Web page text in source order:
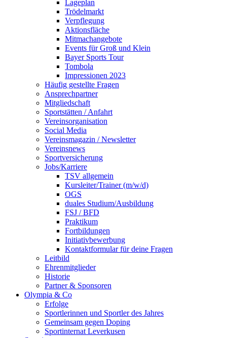
Lageplan
Trödelmarkt
Verpflegung
Aktionsfläche
Mitmachangebote
Events für Groß und Klein
Bayer Sports Tour
Tombola
Impressionen 2023
Häufig gestellte Fragen
Ansprechpartner
Mitgliedschaft
Sportstätten / Anfahrt
Vereinsorganisation
Social Media
Vereinsmagazin / Newsletter
Vereinsnews
Sportversicherung
Jobs/Karriere
TSV allgemein
Kursleiter/Trainer (m/w/d)
OGS
duales Studium/Ausbildung
FSJ / BFD
Praktikum
Fortbildungen
Initiativbewerbung
Kontaktformular für deine Fragen
Leitbild
Ehrenmitglieder
Historie
Partner & Sponsoren
Olympia & Co
Erfolge
Sportlerinnen und Sportler des Jahres
Gemeinsam gegen Doping
Sportinternat Leverkusen